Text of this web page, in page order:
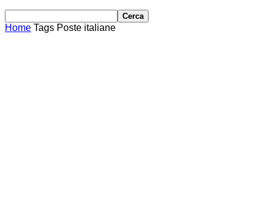
Home Tags Poste italiane